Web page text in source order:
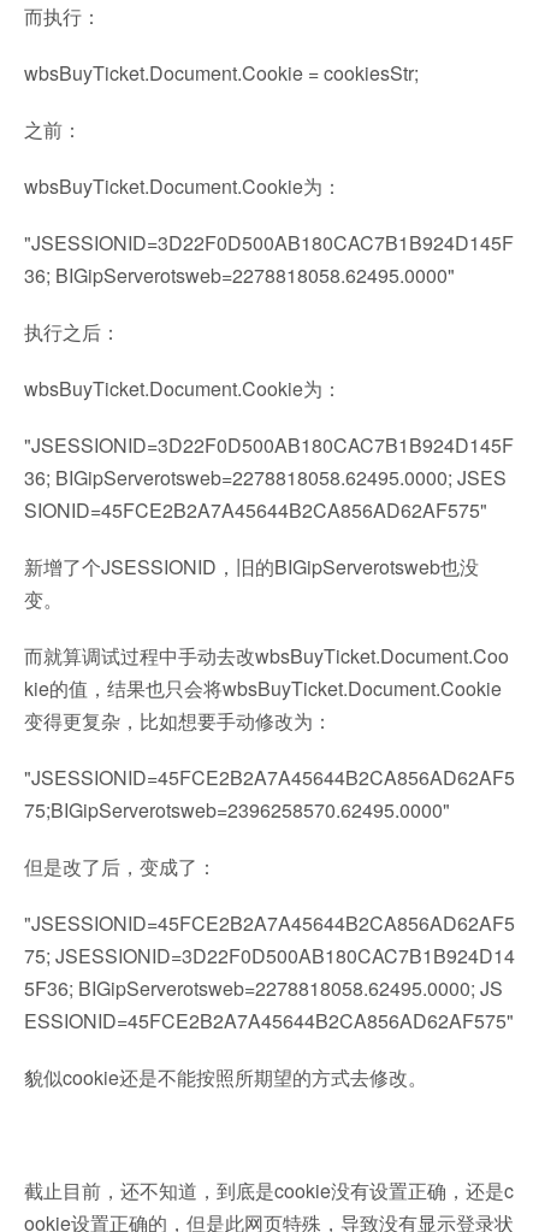
而执行：
wbsBuyTicket.Document.Cookie = cookiesStr;
之前：
wbsBuyTicket.Document.Cookie为：
"JSESSIONID=3D22F0D500AB180CAC7B1B924D145F
36; BIGipServerotsweb=2278818058.62495.0000"
执行之后：
wbsBuyTicket.Document.Cookie为：
"JSESSIONID=3D22F0D500AB180CAC7B1B924D145F
36; BIGipServerotsweb=2278818058.62495.0000; JSES
SIONID=45FCE2B2A7A45644B2CA856AD62AF575"
新增了个JSESSIONID，旧的BIGipServerotsweb也没
变。
而就算调试过程中手动去改wbsBuyTicket.Document.Coo
kie的值，结果也只会将wbsBuyTicket.Document.Cookie
变得更复杂，比如想要手动修改为：
"JSESSIONID=45FCE2B2A7A45644B2CA856AD62AF5
75;BIGipServerotsweb=2396258570.62495.0000"
但是改了后，变成了：
"JSESSIONID=45FCE2B2A7A45644B2CA856AD62AF5
75; JSESSIONID=3D22F0D500AB180CAC7B1B924D14
5F36; BIGipServerotsweb=2278818058.62495.0000; JS
ESSIONID=45FCE2B2A7A45644B2CA856AD62AF575"
貌似cookie还是不能按照所期望的方式去修改。
截止目前，还不知道，到底是cookie没有设置正确，还是c
ookie设置正确的，但是此网页特殊，导致没有显示登录状